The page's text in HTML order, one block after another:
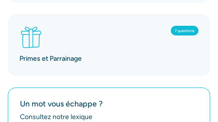
7 questions
Primes et Parrainage
Un mot vous échappe ?
Consultez notre lexique